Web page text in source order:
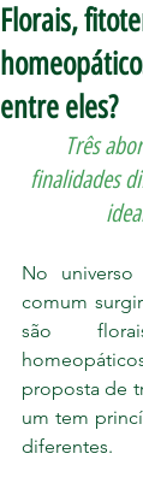
Florais,
entre eles?
Três
finalidades
No
comum
são
proposta de
um tem
diferentes.